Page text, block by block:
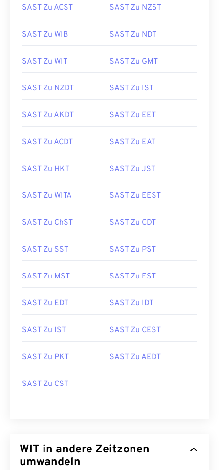
SAST Zu ACST SAST Zu NZST
SAST Zu WIB SAST Zu NDT
SAST Zu WIT SAST Zu GMT
SAST Zu NZDT SAST Zu IST
SAST Zu AKDT SAST Zu EET
SAST Zu ACDT SAST Zu EAT
SAST Zu HKT SAST Zu JST
SAST Zu WITA SAST Zu EEST
SAST Zu ChST SAST Zu CDT
SAST Zu SST SAST Zu PST
SAST Zu MST SAST Zu EST
SAST Zu EDT SAST Zu IDT
SAST Zu IST SAST Zu CEST
SAST Zu PKT SAST Zu AEDT
SAST Zu CST
WIT in andere Zeitzonen
umwandeln